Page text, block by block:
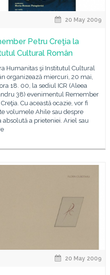
20 May 2009
Petru Creţia la
Cultural Român
Humanitas şi Institutul Cultural
organizează miercuri, 20 mai,
18. 00, la sediul ICR (Aleea
38) evenimentul Remember
Cu această ocazie, vor fi
volumele Ahile sau despre
absolută a prieteniei. Ariel sau
20 May 2009